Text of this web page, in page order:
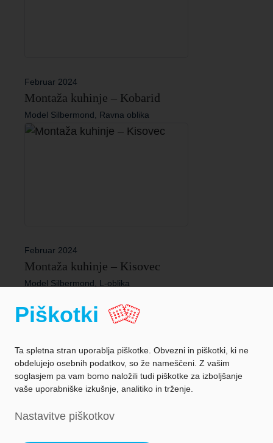
Februar 2024
Montaža kuhinje – Kobarid
Model Silbermond, Ravna oblika
Februar 2024
Montaža kuhinje – Kisovec
Model Silbermond, L-oblika
Podatki o podjetju
Piškotki
Ta spletna stran uporablja piškotke. Obvezni in piškotki, ki ne
obdelujejo osebnih podatkov, so že nameščeni. Z vašim
soglasjem pa vam bomo naložili tudi piškotke za izboljšanje
vaše uporabniške izkušnje, analitiko in trženje.
Nastavitve piškotkov